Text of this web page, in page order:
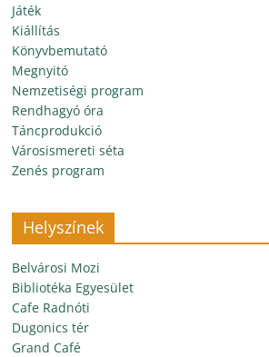
Játék
Kiállítás
Könyvbemutató
Megnyitó
Nemzetiségi program
Rendhagyó óra
Táncprodukció
Városismereti séta
Zenés program
Helyszínek
Belvárosi Mozi
Bibliotéka Egyesület
Cafe Radnóti
Dugonics tér
Grand Café